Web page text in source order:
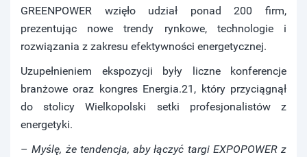
GREENPOWER wzięło udział ponad 200 firm,
prezentując nowe trendy rynkowe, technologie i
rozwiązania z zakresu efektywności energetycznej.
Uzupełnieniem ekspozycji były liczne konferencje
branżowe oraz kongres Energia.21, który przyciągnął
do stolicy Wielkopolski setki profesjonalistów z
energetyki.
–Myślę, że tendencja, aby łączyć targi EXPOPOWER z